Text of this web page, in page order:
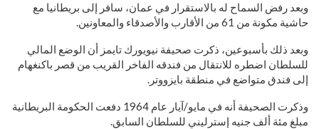
وبعد رفض السماح له بالاستقرار في عمان، سافر إلى بريطانيا مع
حاشية مكونة من 61 من الأقارب والأصدقاء والمعاونين.
وبعد ذلك بأسبوعين، ذكرت صحيفة نيويورك تايمز أن الوضع المالي
للسلطان اضطره للانتقال من فندقه الفاخر القريب من قصر باكنغهام
إلى فندق متواضع في منطقة بايزووتر.
وذكرت الصحيفة أنه في مايو/آيار عام 1964 دفعت الحكومة البريطانية
مبلغ مئة ألف جنيه إسترليني للسلطان السابق.